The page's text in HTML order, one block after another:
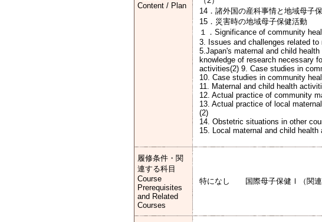
Content / Plan
14．諸外国の産科事情と地域母子
15．災害時の地域母子保健活
１．Significance of community
3. Issues and challenges related
5.Japan's maternal and child
knowledge of research necessary
activities(2) 9. Case studies in
10. Case studies in community
11. Maternal and child health
12. Actual practice of community
13. Actual practice of local
14. Obstetric situations in other
15. Local maternal and child
履修条件・関
連する科目
Course
Prerequisites
and Related
Courses
特になし 国際母子保健Ⅰ（関連